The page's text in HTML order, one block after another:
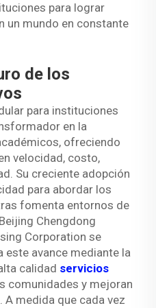
para lograr
un mundo en constante
de los
para instituciones
en la
ofreciendo
velocidad, costo,
Su creciente adopción
para abordar los
fomenta entornos de
Chengdong
Corporation se
este avance mediante la
calidad servicios
comunidades y mejoran
medida que cada vez